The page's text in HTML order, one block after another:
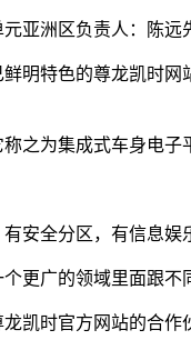
亚洲区负责人：陈远
明特色的尊龙凯时
之为集成式车身电子
安全分区，有信息娱
更广的领域里面跟不
凯时官方网站的合